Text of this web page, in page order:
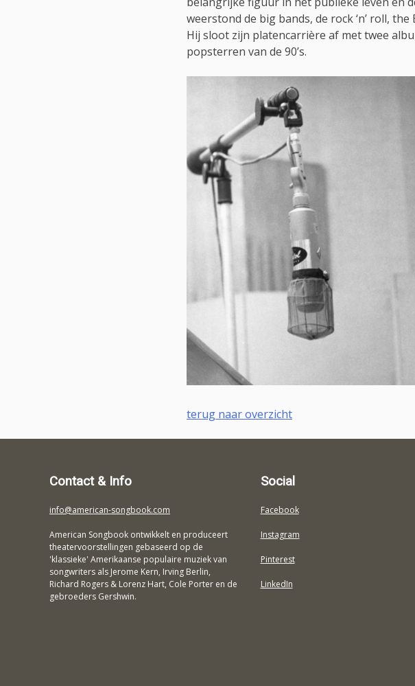
weerstond de big bands, de rock ‘n’ roll,
Hij sloot zijn platencarrière af met twee
popsterren van de 90’s.
terug naar overzicht
Contact & Info
info@american-songbook.com
American Songbook ontwikkelt en produceert
theatervoorstellingen gebaseerd op de
'klassieke' Amerikaanse populaire muziek van
songwriters als Jerome Kern, Irving Berlin,
Richard Rogers & Lorenz Hart, Cole Porter en de
gebroeders Gershwin.
Social
Facebook
Instagram
Pinterest
LinkedIn